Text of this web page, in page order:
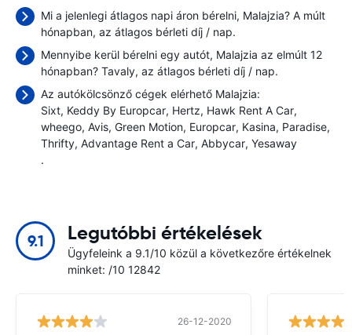
Mi a jelenlegi átlagos napi áron bérelni, Malajzia? A múlt
hónapban, az átlagos bérleti díj / nap.
Mennyibe kerül bérelni egy autót, Malajzia az elmúlt 12
hónapban? Tavaly, az átlagos bérleti díj / nap.
Az autókölcsönző cégek elérhető Malajzia:
Sixt Keddy By Europcar Hertz Hawk Rent A Car
wheego Avis Green Motion Europcar Kasina Paradise
Thrifty Advantage Rent a Car Abbycar Yesaway
.
9.1 Legutóbbi értékelések
Ügyfeleink a 9.1/10 közül a következőre értékelnek
minket: /10 12842
26-12-2020